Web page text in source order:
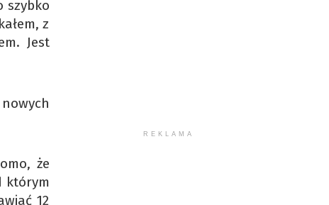
szybko
z
Jest
że
którym
12
REKLAMA